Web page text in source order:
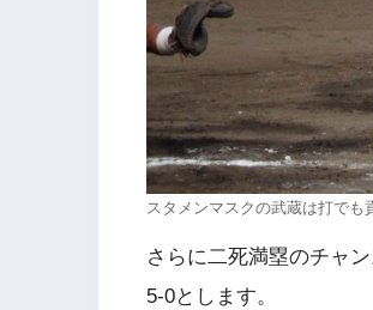
スタメンマスクの武蔵は打でも
さらに二死満塁のチャ
5-0とします。